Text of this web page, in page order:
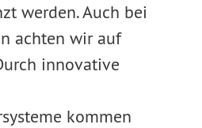
werden. Auch bei
achten wir auf
innovative
kommen